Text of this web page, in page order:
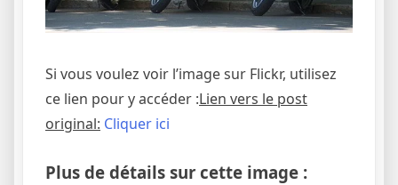
Si vous voulez voir l’image sur Flickr, utilisez
ce lien pour y accéder :Lien vers le post
original: Cliquer ici
Plus de détails sur cette image :